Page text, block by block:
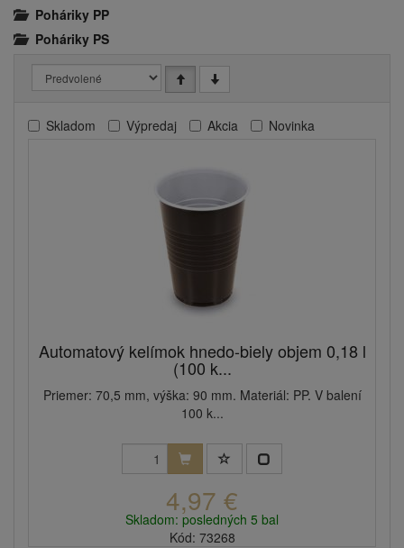
Poháriky PP
Poháriky PS
Skladom Výpredaj Akcia Novinka
Automatový kelímok hnedo-biely objem 0,18 l
(100 k...
Priemer: 70,5 mm, výška: 90 mm. Materiál: PP. V balení
100 k...
4,97 €
Skladom: posledných 5 bal
Kód: 73268